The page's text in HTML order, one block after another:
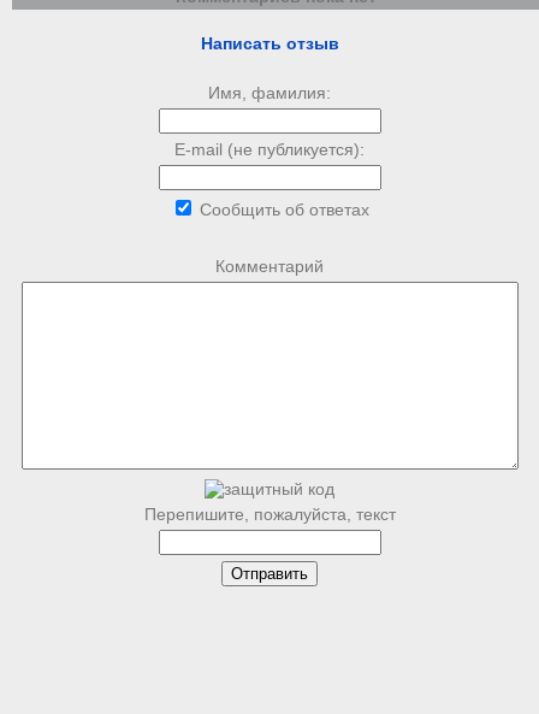
Написать отзыв
Имя, фамилия:
E-mail (не публикуется):
Сообщить об ответах
Комментарий
Перепишите, пожалуйста, текст